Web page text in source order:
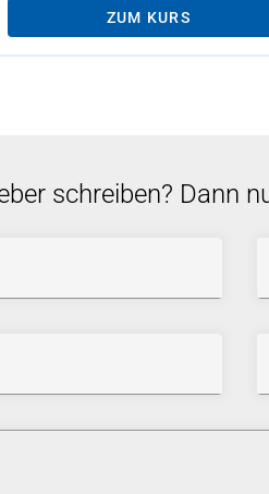
ZUM KURS
schreiben? Dann